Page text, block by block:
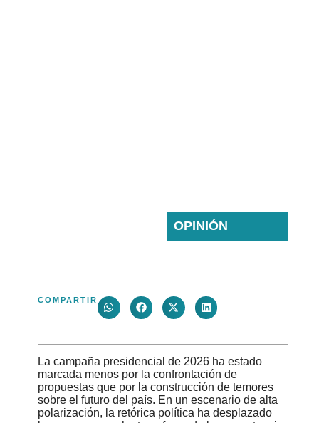
OPINIÓN
COMPARTIR
La campaña presidencial de 2026 ha estado
marcada menos por la confrontación de
propuestas que por la construcción de temores
sobre el futuro del país. En un escenario de alta
polarización, la retórica política ha desplazado